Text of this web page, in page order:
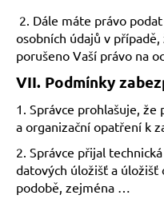
2. Dále máte právo
osobních údajů v
porušeno Vaší právo na
VII. Podmínky
1. Správce prohlašuje,
a organizační opatření k
2. Správce přijal
datových úložišť a úložišť
podobě, zejména …